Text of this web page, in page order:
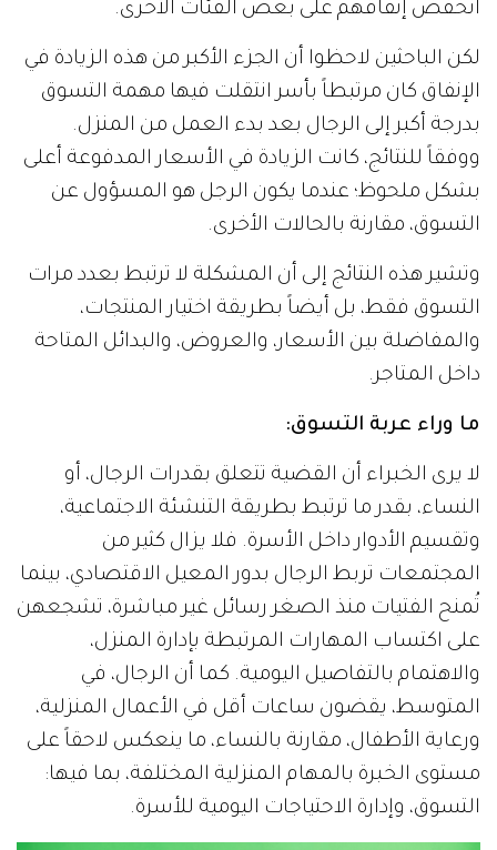
انخفض إنفاقهم على بعض الفئات الأخرى.
لكن الباحثين لاحظوا أن الجزء الأكبر من هذه الزيادة في
الإنفاق كان مرتبطاً بأسر انتقلت فيها مهمة التسوق
بدرجة أكبر إلى الرجال بعد بدء العمل من المنزل.
ووفقاً للنتائج، كانت الزيادة في الأسعار المدفوعة أعلى
بشكل ملحوظ؛ عندما يكون الرجل هو المسؤول عن
التسوق، مقارنة بالحالات الأخرى.
وتشير هذه النتائج إلى أن المشكلة لا ترتبط بعدد مرات
التسوق فقط، بل أيضاً بطريقة اختيار المنتجات،
والمفاضلة بين الأسعار، والعروض، والبدائل المتاحة
داخل المتاجر.
ما وراء عربة التسوق:
لا يرى الخبراء أن القضية تتعلق بقدرات الرجال، أو
النساء، بقدر ما ترتبط بطريقة التنشئة الاجتماعية،
وتقسيم الأدوار داخل الأسرة. فلا يزال كثير من
المجتمعات تربط الرجال بدور المعيل الاقتصادي، بينما
تُمنح الفتيات منذ الصغر رسائل غير مباشرة، تشجعهن
على اكتساب المهارات المرتبطة بإدارة المنزل،
والاهتمام بالتفاصيل اليومية. كما أن الرجال، في
المتوسط، يقضون ساعات أقل في الأعمال المنزلية،
ورعاية الأطفال، مقارنة بالنساء، ما ينعكس لاحقاً على
مستوى الخبرة بالمهام المنزلية المختلفة، بما فيها:
التسوق، وإدارة الاحتياجات اليومية للأسرة.